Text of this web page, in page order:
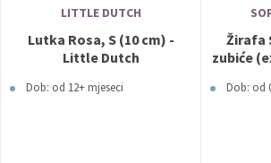
LITTLE DUTCH
Lutka Rosa, S (10 cm) -
Little Dutch
Dob: od 12+ mjeseci
Žirafa
zubiće
Dob: od